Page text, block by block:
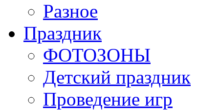
Разное
Праздник
ФОТОЗОНЫ
Детский праздник
Проведение игр